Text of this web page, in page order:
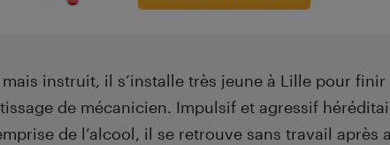
mais instruit, il s’installe très jeune à Lille pour finir
de mécanicien. Impulsif et agressif
de l’alcool, il se retrouve sans travail après